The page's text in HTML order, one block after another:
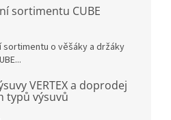
sortimentu CUBE
sortimentu o věšáky a držáky
VERTEX a doprodej
typů výsuvů